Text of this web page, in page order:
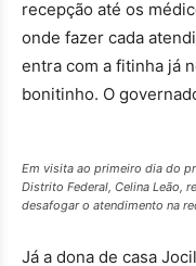
recepção até os
onde fazer cada
entra com a fitinha já
bonitinho. O
Em visita ao primeiro dia do
Distrito Federal, Celina Leão,
desafogar o atendimento na
Já a dona de casa